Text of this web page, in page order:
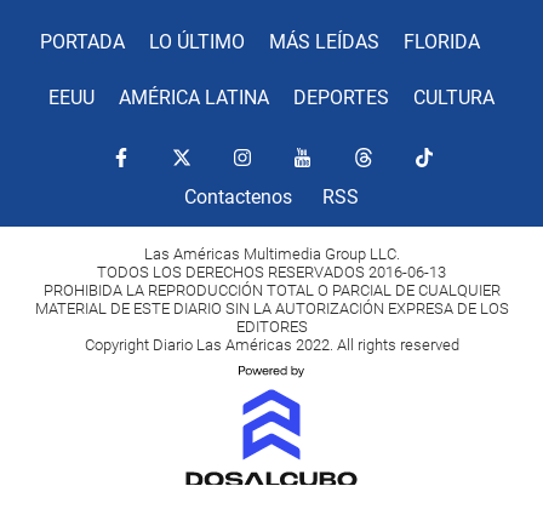
PORTADA LO ÚLTIMO MÁS LEÍDAS FLORIDA
EEUU AMÉRICA LATINA DEPORTES CULTURA
Contactenos RSS
Las Américas Multimedia Group LLC.
TODOS LOS DERECHOS RESERVADOS 2016-06-13
PROHIBIDA LA REPRODUCCIÓN TOTAL O PARCIAL DE CUALQUIER
MATERIAL DE ESTE DIARIO SIN LA AUTORIZACIÓN EXPRESA DE LOS
EDITORES
Copyright Diario Las Américas 2022. All rights reserved